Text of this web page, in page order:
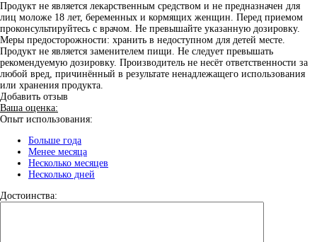
Продукт не является лекарственным средством и не предназначен для
лиц моложе 18 лет, беременных и кормящих женщин. Перед приемом
проконсультируйтесь с врачом. Не превышайте указанную дозировку.
Меры предосторожности: хранить в недоступном для детей месте.
Продукт не является заменителем пищи. Не следует превышать
рекомендуемую дозировку. Производитель не несёт ответственности за
любой вред, причинённый в результате ненадлежащего использования
или хранения продукта.
Добавить отзыв
Ваша оценка:
Опыт использования:
Больше года
Менее месяца
Несколько месяцев
Несколько дней
Достоинства: